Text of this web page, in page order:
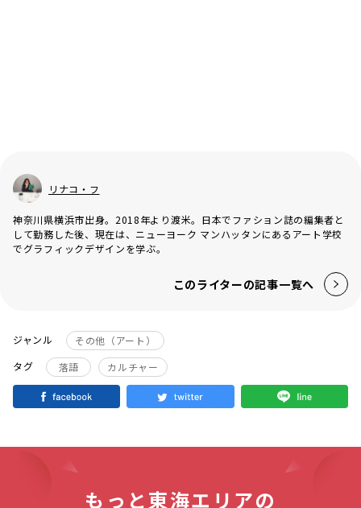
リナコ・フ
神奈川県横浜市出身。2018年より渡米。日本でファション誌の編集者と
して勤務した後、現在は、ニューヨーク マンハッタンにあるアート学校
でグラフィックデザインを学ぶ。
このライターの記事一覧へ
ジャンル
その他（アート）
タグ
落語 カルチャー
もっと東海エリアの